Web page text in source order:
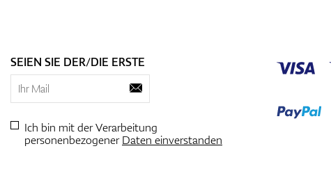
SEIEN SIE DER/DIE ERSTE
Ich bin mit der Verarbeitung
personenbezogenerDaten einverstanden